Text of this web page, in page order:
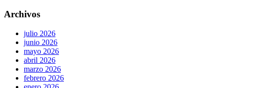
Archivos
julio 2026
junio 2026
mayo 2026
abril 2026
marzo 2026
febrero 2026